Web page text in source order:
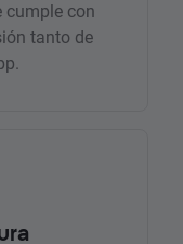
cumple con
tanto de